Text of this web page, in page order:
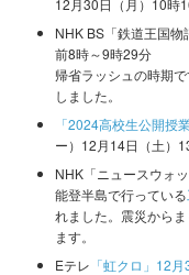
12月30日（月）10時
NHK BS「鉄道王国
前8時～9時29分
帰省ラッシュの時期
しました。
「2024高校生公開授
ー）12月14日（土）
NHK「ニュースウォ
能登半島で行っている
れました。震災から
ます。
Eテレ 「虹クロ」12